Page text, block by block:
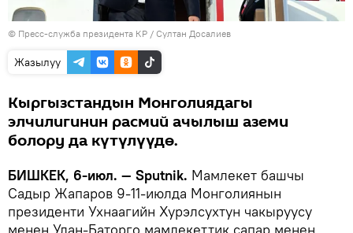
© Пресс-служба президента КР / Султан Досалиев
Жазылуу
Кыргызстандын Монголиядагы
элчилигинин расмий ачылыш аземи
болору да күтүлүүдө.
БИШКЕК, 6-июл. — Sputnik. Мамлекет башчы
Садыр Жапаров 9-11-июлда Монголиянын
президенти Ухнаагийн Хурэлсухтун чакыруусу
менен Улан-Баторго мамлекеттик сапар менен